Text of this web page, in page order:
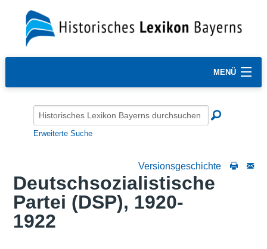
MENÜ
Erweiterte Suche
Versionsgeschichte
Deutschsozialistische
Partei (DSP), 1920-
1922